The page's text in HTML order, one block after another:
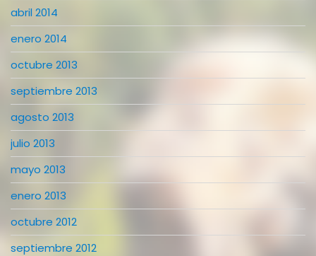
abril 2014
enero 2014
octubre 2013
septiembre 2013
agosto 2013
julio 2013
mayo 2013
enero 2013
octubre 2012
septiembre 2012